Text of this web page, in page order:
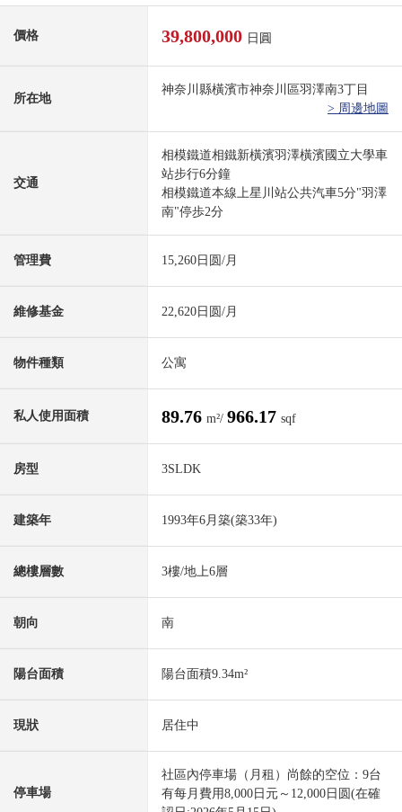
價格 39,800,000 日圓
所在地
神奈川縣橫濱市神奈川區羽澤南3丁目
> 周邊地圖
交通
相模鐵道相鐵新橫濱羽澤橫濱國立大學車
站步行6分鐘
相模鐵道本線上星川站公共汽車5分"羽澤
南"停歩2分
管理費 15,260日圆/月
維修基金 22,620日圆/月
物件種類 公寓
私人使用面積 89.76 m²/ 966.17 sqf
房型 3SLDK
建築年 1993年6月築(築33年)
總樓層數 3樓/地上6層
朝向 南
陽台面積 陽台面積9.34m²
現狀 居住中
停車場
社區內停車場（月租）尚餘的空位：9台
有每月費用8,000日元～12,000日圆(在確